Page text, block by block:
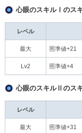
心眼のスキルⅠのス
レベル
最大 照準値+21
Lv2 照準値+4
心眼のスキルⅡのス
レベル
最大 照準値+31